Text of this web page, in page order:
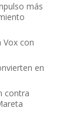
más
Vox con
en
contra